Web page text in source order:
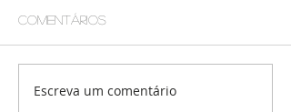
Comentários
Escreva um comentário